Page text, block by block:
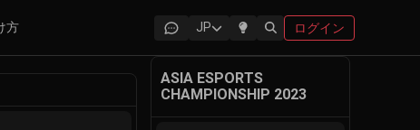
方 JP ログイン
ASIA ESPORTS
CHAMPIONSHIP 2023